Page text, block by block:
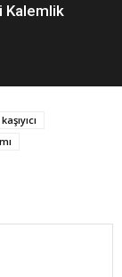
Kalemlik